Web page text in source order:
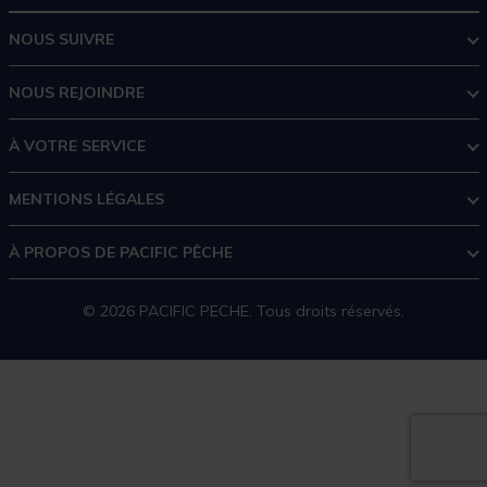
NOUS SUIVRE
NOUS REJOINDRE
À VOTRE SERVICE
MENTIONS LÉGALES
À PROPOS DE PACIFIC PÊCHE
© 2026 PACIFIC PECHE. Tous droits réservés.